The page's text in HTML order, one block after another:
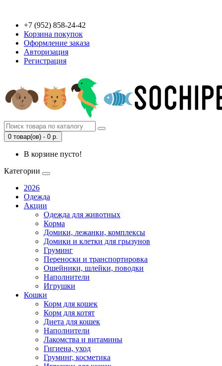
+7 (952) 858-24-42
Корзина покупок
Оформление заказа
Авторизация
Регистрация
0 товар(ов) - 0 р.
В корзине пусто!
Категории
2026
Одежда
Акции
Одежда для животных
Корма
Домики, лежанки, комплексы
Домики и клетки для грызунов
Груминг
Переноски и транспортировка
Ошейники, шлейки, поводки
Наполнители
Игрушки
Кошки
Корм для кошек
Корм для котят
Диета для кошек
Наполнители
Лакомства и витамины
Гигиена, уход
Груминг, косметика